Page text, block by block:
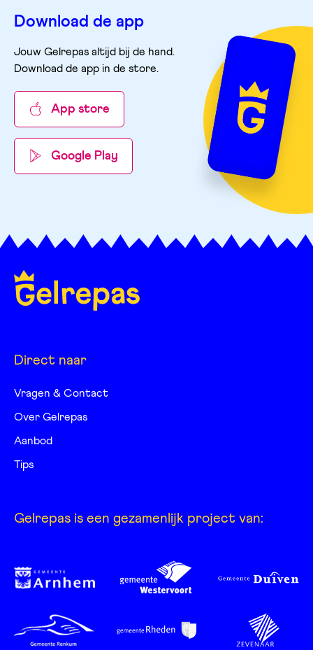
Download de app
Jouw Gelrepas altijd bij de hand.
Download de app in de store.
App store
Google Play
Direct naar
Vragen & Contact
Over Gelrepas
Aanbod
Tips
Gelrepas is een gezamenlijk project van: